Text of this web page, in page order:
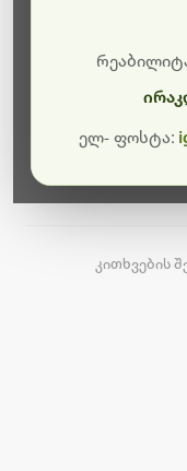
მალე ისევ
კითხვების
ელ- ფოსტა: